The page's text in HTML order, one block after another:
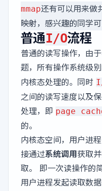
mmap还有可以用来做
映射，感兴趣的同学
普通I/O流程
普通的读写操作，由
题，所有操作系统级
内核态处理的。同时
之间的读写速度以及
处理，即 page
的。
内核态空间，用户进
接通过系统调用获取
取。 即一次读操作的
用户进程发起读取数